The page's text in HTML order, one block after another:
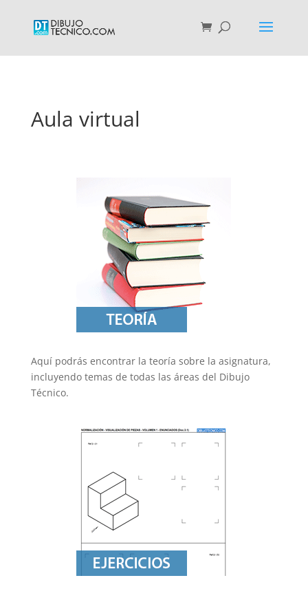
Aula virtual
Aquí podrás encontrar la teoría sobre la asignatura,
incluyendo temas de todas las áreas del Dibujo
Técnico.